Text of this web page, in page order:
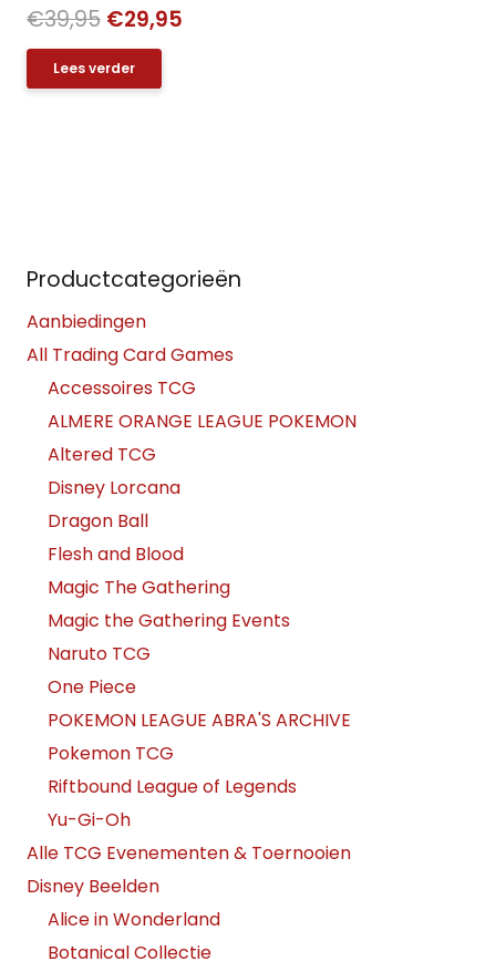
€39,95 Oorspronkelijke
prijs
was:
€29,95
Lees verder
Productcategorieën
Aanbiedingen
All Trading Card Games
Accessoires TCG
ALMERE ORANGE LEAGUE POKEMON
Altered TCG
Disney Lorcana
Dragon Ball
Flesh and Blood
Magic The Gathering
Magic the Gathering Events
Naruto TCG
One Piece
POKEMON LEAGUE ABRA'S ARCHIVE
Pokemon TCG
Riftbound League of Legends
Yu-Gi-Oh
Alle TCG Evenementen & Toernooien
Disney Beelden
Alice in Wonderland
Botanical Collectie